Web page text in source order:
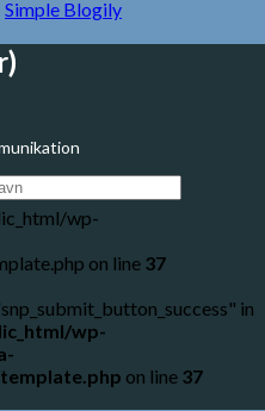
Simple Blogily
wp-
on line 37
in
wp-
on line 37